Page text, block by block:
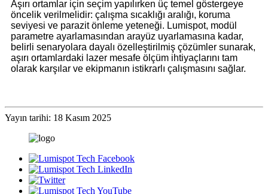
Aşırı ortamlar için seçim yapılırken üç temel göstergeye
öncelik verilmelidir: çalışma sıcaklığı aralığı, koruma
seviyesi ve parazit önleme yeteneği. Lumispot, modül
parametre ayarlamasından arayüz uyarlamasına kadar,
belirli senaryolara dayalı özelleştirilmiş çözümler sunarak,
aşırı ortamlardaki lazer mesafe ölçüm ihtiyaçlarını tam
olarak karşılar ve ekipmanın istikrarlı çalışmasını sağlar.
Yayın tarihi: 18 Kasım 2025